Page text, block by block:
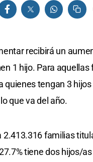
recibirá un
1 hijo. Para
quienes tengan 3
que va del año.
2.413.316 familias
tiene dos hijos/